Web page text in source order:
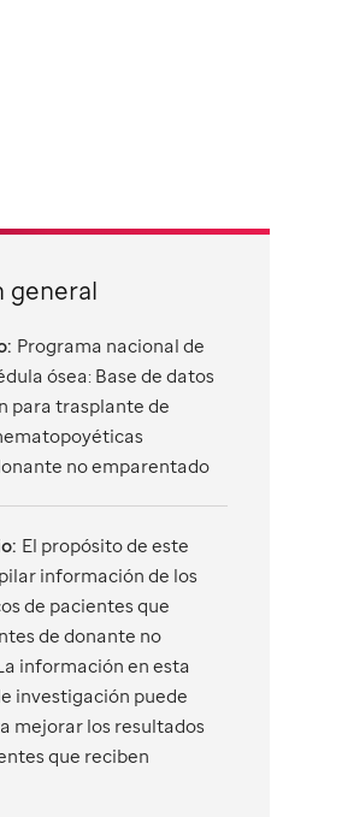
general
Programa nacional de
ósea: Base de datos
para trasplante de
no emparentado
El propósito de este
información de los
de pacientes que
de donante no
información en esta
investigación puede
mejorar los resultados
que reciben